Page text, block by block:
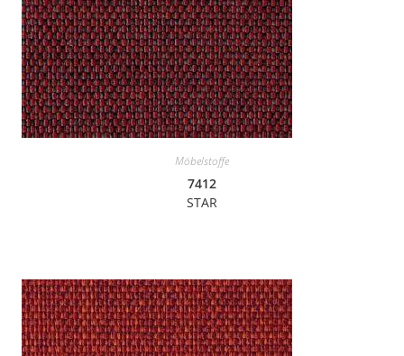
Möbelstoffe
7412
STAR